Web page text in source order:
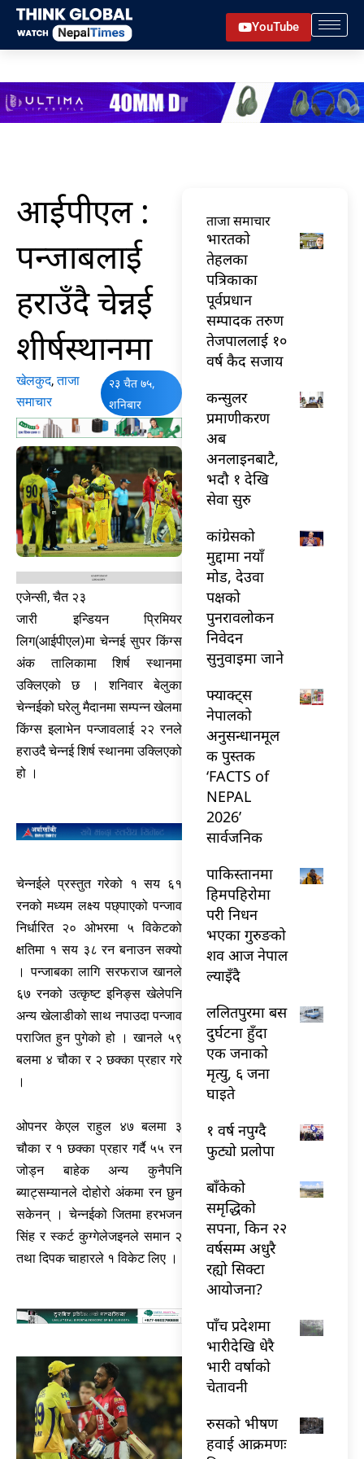
Skip
content
YouTube
आईपीएल :
पन्जाबलाई
हराउँदै चेन्नई
शीर्षस्थानमा
खेलकुद,ताजा
समाचार
२३ चैत ७५,
शनिबार
एजेन्सी, चैत २३
जारी इन्डियन प्रिमियर
लिग(आईपीएल)मा चेन्नई सुपर किंग्स
अंक तालिकामा शिर्ष स्थानमा
उक्लिएको छ । शनिवार बेलुका
चेन्नईको घरेलु मैदानमा सम्पन्न खेलमा
किंग्स इलाभेन पन्जावलाई २२ रनले
हराउदै चेन्नई शिर्ष स्थानमा उक्लिएको
हो ।
चेन्नईले प्रस्तुत गरेको १ सय ६१
रनको मध्यम लक्ष्य पछ्पाएको पन्जाव
निर्धारित २० ओभरमा ५ विकेटको
क्षतिमा १ सय ३८ रन बनाउन सक्यो
। पन्जाबका लागि सरफराज खानले
६७ रनको उत्कृष्ट इनिङ्स खेलेपनि
अन्य खेलाडीको साथ नपाउदा पन्जाव
पराजित हुन पुगेको हो । खानले ५९
बलमा ४ चौका र २ छक्का प्रहार गरे
।
ओपनर केएल राहुल ४७ बलमा ३
चौका र १ छक्का प्रहार गर्दै ५५ रन
जोड्न बाहेक अन्य कुनैपनि
ब्याट्सम्यानले दोहोरो अंकमा रन छुन
सकेनन् । चेन्नईको जितमा हरभजन
सिंह र स्कर्ट कुग्गेलेजइनले समान २
तथा दिपक चाहारले १ विकेट लिए ।
ताजा समाचार
भारतकाे
तेहलका
पत्रिकाका
पूर्वप्रधान
सम्पादक तरुण
तेजपाललाई १०
वर्ष कैद सजाय
कन्सुलर
प्रमाणीकरण
अब
अनलाइनबाटै,
भदौ १ देखि
सेवा सुरु
कांग्रेसको
मुद्दामा नयाँ
मोड, देउवा
पक्षको
पुनरावलोकन
निवेदन
सुनुवाइमा जाने
फ्याक्ट्स
नेपालको
अनुसन्धानमूल
क पुस्तक
‘FACTS of
NEPAL
2026’
सार्वजनिक
पाकिस्तानमा
हिमपहिरोमा
परी निधन
भएका गुरुङको
शव आज नेपाल
ल्याइँदै
ललितपुरमा बस
दुर्घटना हुँदा
एक जनाको
मृत्यु, ६ जना
घाइते
१ वर्ष नपुग्दै
फुट्यो प्रलोपा
बाँकेको
समृद्धिको
सपना, किन २२
वर्षसम्म अधुरै
रह्यो सिक्टा
आयोजना?
पाँच प्रदेशमा
भारीदेखि धेरै
भारी वर्षाको
चेतावनी
रुसको भीषण
हवाई आक्रमणः